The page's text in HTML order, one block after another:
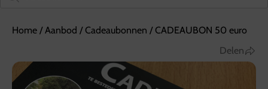
Home /Aanbod /Cadeaubonnen /CADEAUBON 50 euro
Delen